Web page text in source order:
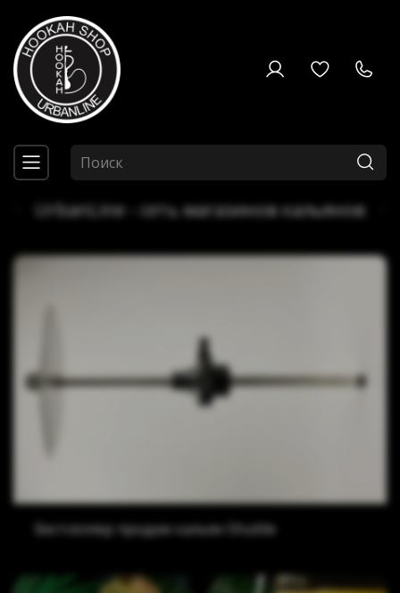
UrbanLine - сеть магазинов кальянов
Бестселлер продаж кальян Shuttle